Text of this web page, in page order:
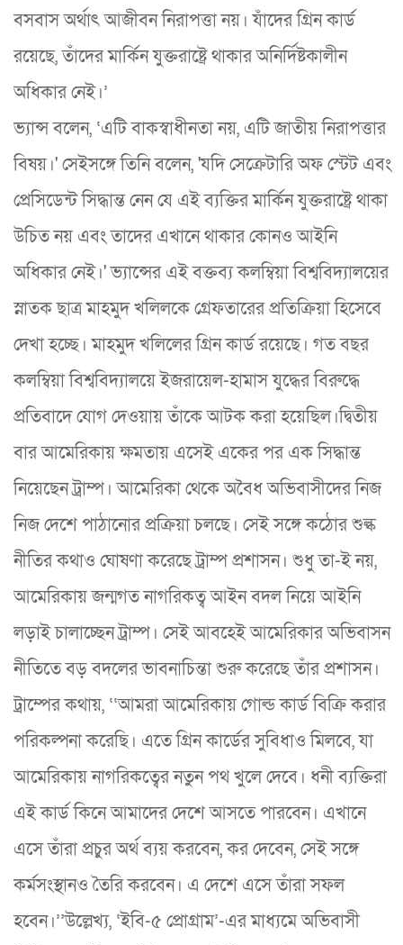
বসবাস অর্থাৎ আজীবন নিরাপত্তা নয়। যাঁদের গ্রিন কার্ড
রয়েছে, তাঁদের মার্কিন যুক্তরাষ্ট্রে থাকার অনির্দিষ্টকালীন
অধিকার নেই।’
ভ্যান্স বলেন, ‘এটি বাকস্বাধীনতা নয়, এটি জাতীয় নিরাপত্তার
বিষয়।' সেইসঙ্গে তিনি বলেন, 'যদি সেক্রেটারি অফ স্টেট এবং
প্রেসিডেন্ট সিদ্ধান্ত নেন যে এই ব্যক্তির মার্কিন যুক্তরাষ্ট্রে থাকা
উচিত নয় এবং তাদের এখানে থাকার কোনও আইনি
অধিকার নেই।' ভ্যান্সের এই বক্তব্য কলম্বিয়া বিশ্ববিদ্যালয়ের
স্নাতক ছাত্র মাহমুদ খলিলকে গ্রেফতারের প্রতিক্রিয়া হিসেবে
দেখা হচ্ছে। মাহমুদ খলিলের গ্রিন কার্ড রয়েছে। গত বছর
কলম্বিয়া বিশ্ববিদ্যালয়ে ইজরায়েল-হামাস যুদ্ধের বিরুদ্ধে
প্রতিবাদে যোগ দেওয়ায় তাঁকে আটক করা হয়েছিল।দ্বিতীয়
বার আমেরিকায় ক্ষমতায় এসেই একের পর এক সিদ্ধান্ত
নিয়েছেন ট্রাম্প। আমেরিকা থেকে অবৈধ অভিবাসীদের নিজ
নিজ দেশে পাঠানোর প্রক্রিয়া চলছে। সেই সঙ্গে কঠোর শুল্ক
নীতির কথাও ঘোষণা করেছে ট্রাম্প প্রশাসন। শুধু তা-ই নয়,
আমেরিকায় জন্মগত নাগরিকত্ব আইন বদল নিয়ে আইনি
লড়াই চালাচ্ছেন ট্রাম্প। সেই আবহেই আমেরিকার অভিবাসন
নীতিতে বড় বদলের ভাবনাচিন্তা শুরু করেছে তাঁর প্রশাসন।
ট্রাম্পের কথায়, ‘‘আমরা আমেরিকায় গোল্ড কার্ড বিক্রি করার
পরিকল্পনা করেছি। এতে গ্রিন কার্ডের সুবিধাও মিলবে, যা
আমেরিকায় নাগরিকত্বের নতুন পথ খুলে দেবে। ধনী ব্যক্তিরা
এই কার্ড কিনে আমাদের দেশে আসতে পারবেন। এখানে
এসে তাঁরা প্রচুর অর্থ ব্যয় করবেন, কর দেবেন, সেই সঙ্গে
কর্মসংস্থানও তৈরি করবেন। এ দেশে এসে তাঁরা সফল
হবেন।’’উল্লেখ্য, ‘ইবি-৫ প্রোগ্রাম’-এর মাধ্যমে অভিবাসী